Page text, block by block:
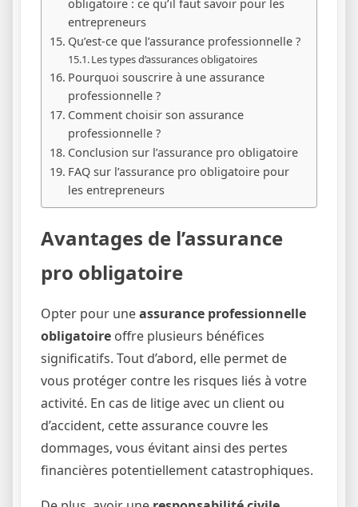
obligatoire : ce qu’il faut savoir pour les
entrepreneurs
Qu’est-ce que l’assurance professionnelle ?
Les types d’assurances obligatoires
Pourquoi souscrire à une assurance
professionnelle ?
Comment choisir son assurance
professionnelle ?
Conclusion sur l’assurance pro obligatoire
FAQ sur l’assurance pro obligatoire pour
les entrepreneurs
Avantages de l’assurance
pro obligatoire
Opter pour uneassurance professionnelle
obligatoire offre plusieurs bénéfices
significatifs. Tout d’abord, elle permet de
vous protéger contre les risques liés à votre
activité. En cas de litige avec un client ou
d’accident, cette assurance couvre les
dommages, vous évitant ainsi des pertes
financières potentiellement catastrophiques.